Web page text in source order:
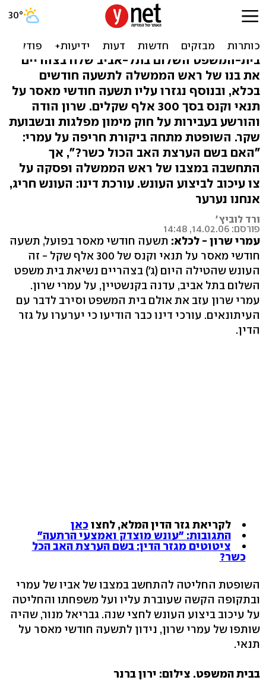
גזר הדין: עמרי שרון הולך ל-9
חודשים בכלא
בית-המשפט השלום בתל-אביב שלח בצהריים
את בנו של ראש הממשלה לתשעה חודשים
בכלא, ובנוסף נגזרו עליו תשעה חודשי מאסר על
תנאי וקנס בסך 300 אלף שקלים. שרון הודה
והורשע בעבירות על חוק מימון מפלגות ובשבועת
שקר. השופטת מתחה ביקורת חריפה על עמרי:
"האם בשם הערצת האב הכול כשר?", אך
התחשבה במצבו של ראש הממשלה ופסקה על
צו עיכוב לביצוע העונש. עורכת דינו: העונש חריג,
אנחנו נערער
ורד לוביץ'
פורסם: 14.02.06, 14:48
עמרי שרון - לכלא: תשעה חודשי מאסר בפועל, תשעה
חודשי מאסר על תנאי וקנס של 300 אלף שקל - זה
העונש שהטילה היום (ג') בצהריים נשיאת בית משפט
השלום בתל אביב, עדנה בקנשטיין, על עמרי שרון.
עמרי שרון עזב את אולם בית המשפט וסירב לדבר עם
העיתונאים. עורכי דינו כבר הודיעו כי יערערו על גזר
הדין.
לקריאת גזר הדין המלא, לחצוכאן
התגובות: "עונש מוצדק ואמצעי הרתעה"
ציטוטים מגזר הדין: בשם הערצת האב הכל
כשר?
השופטת החליטה להתחשב במצבו של אביו של עמרי
ובתקופה הקשה שעוברת עליו ועל משפחתו והחליטה
על עיכוב ביצוע העונש לחצי שנה. גבריאל מנור, שהיה
שותפו של עמרי שרון, נידון לתשעה חודשי מאסר על
תנאי.
בבית המשפט. צילום: ירון ברנר